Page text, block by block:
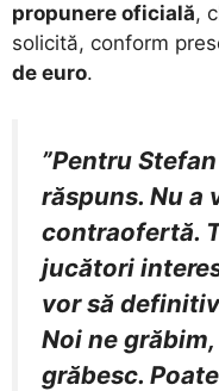
propunere oficială,
solicită, conform
de euro.
”Pentru
răspuns. Nu a
contraofertă.
jucători
vor să
Noi ne
grăbesc.